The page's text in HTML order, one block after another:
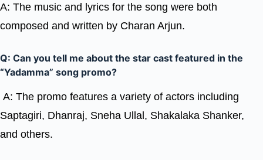
A: The music and lyrics for the song were both
composed and written by Charan Arjun.
Q: Can you tell me about the star cast featured in the
“Yadamma” song promo?
A: The promo features a variety of actors including
Saptagiri, Dhanraj, Sneha Ullal, Shakalaka Shanker,
and others.